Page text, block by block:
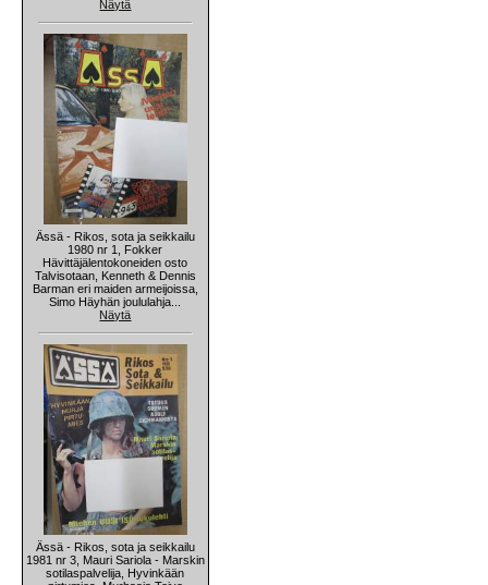
Näytä
Ässä - Rikos, sota ja seikkailu
1980 nr 1, Fokker
Hävittäjälentokoneiden osto
Talvisotaan, Kenneth & Dennis
Barman eri maiden armeijoissa,
Simo Häyhän joululahja...
Näytä
Ässä - Rikos, sota ja seikkailu
1981 nr 3, Mauri Sariola - Marskin
sotilaspalvelija, Hyvinkään